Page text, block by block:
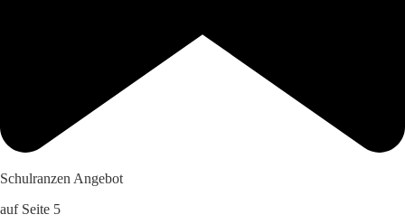
Schulranzen Angebot
auf Seite 5